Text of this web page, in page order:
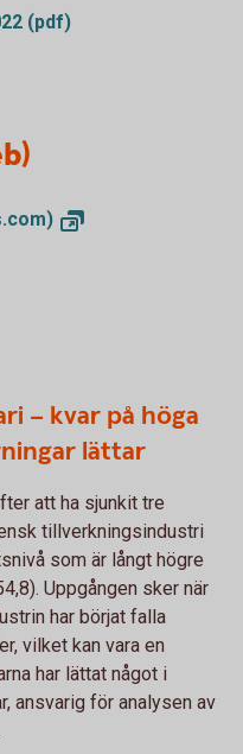
(pdf)
– kvar på höga
lättar
att ha sjunkit tre
tillverkningsindustri
som är långt högre
Uppgången sker när
har börjat falla
vilket kan vara en
har lättat något i
ansvarig för analysen av